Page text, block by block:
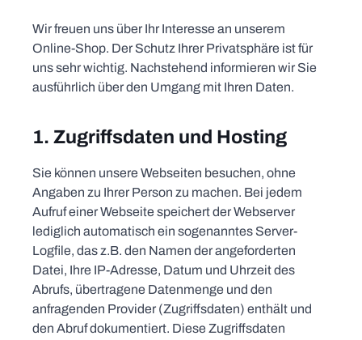
Wir freuen uns über Ihr Interesse an unserem
Online-Shop. Der Schutz Ihrer Privatsphäre ist für
uns sehr wichtig. Nachstehend informieren wir Sie
ausführlich über den Umgang mit Ihren Daten.
1. Zugriffsdaten und Hosting
Sie können unsere Webseiten besuchen, ohne
Angaben zu Ihrer Person zu machen. Bei jedem
Aufruf einer Webseite speichert der Webserver
lediglich automatisch ein sogenanntes Server-
Logfile, das z.B. den Namen der angeforderten
Datei, Ihre IP-Adresse, Datum und Uhrzeit des
Abrufs, übertragene Datenmenge und den
anfragenden Provider (Zugriffsdaten) enthält und
den Abruf dokumentiert. Diese Zugriffsdaten